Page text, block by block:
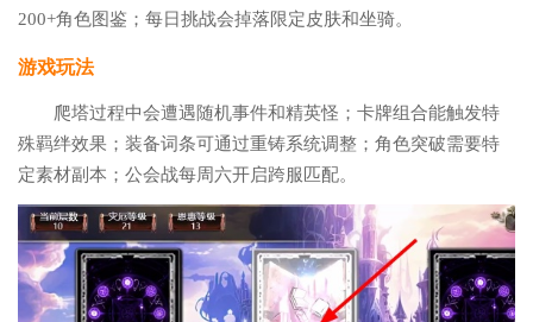
200+角色图鉴；每日挑战会掉落限定皮肤和坐骑。
游戏玩法
爬塔过程中会遭遇随机事件和精英怪；卡牌组合能触发特
殊羁绊效果；装备词条可通过重铸系统调整；角色突破需要特
定素材副本；公会战每周六开启跨服匹配。